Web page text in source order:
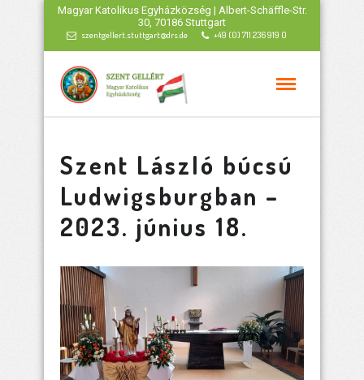
Magyar Katolikus Egyházközség | Albert-Schäffle-Str.
30, 70186 Stuttgart
szentgellert.stuttgart@drs.de +49 (0) 711 236 919 0
Szent László búcsú
Ludwigsburgban –
2023. június 18.